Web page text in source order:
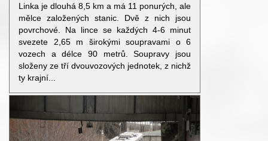
Linka je dlouhá 8,5 km a má 11 ponurých, ale
mělce založených stanic. Dvě z nich jsou
povrchové. Na lince se každých 4-6 minut
svezete 2,65 m širokými soupravami o 6
vozech a délce 90 metrů. Soupravy jsou
složeny ze tří dvouvozových jednotek, z nichž
ty krajní...